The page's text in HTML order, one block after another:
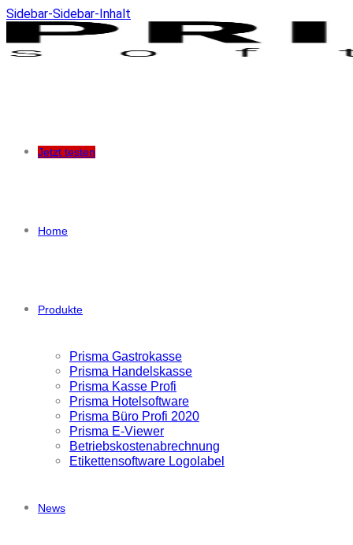
Sidebar-Sidebar-Inhalt
Jetzt testen
Home
Produkte
Prisma Gastrokasse
Prisma Handelskasse
Prisma Kasse Profi
Prisma Hotelsoftware
Prisma Büro Profi 2020
Prisma E-Viewer
Betriebskostenabrechnung
Etikettensoftware Logolabel
News